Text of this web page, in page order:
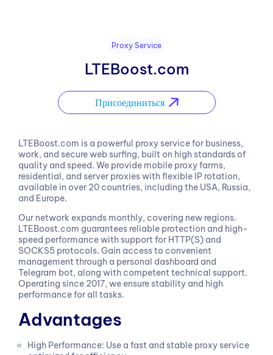
Proxy Service
LTEBoost.com
Присоединиться
LTEBoost.com is a powerful proxy service for business,
work, and secure web surfing, built on high standards of
quality and speed. We provide mobile proxy farms,
residential, and server proxies with flexible IP rotation,
available in over 20 countries, including the USA, Russia,
and Europe.
Our network expands monthly, covering new regions.
LTEBoost.com guarantees reliable protection and high-
speed performance with support for HTTP(S) and
SOCKS5 protocols. Gain access to convenient
management through a personal dashboard and
Telegram bot, along with competent technical support.
Operating since 2017, we ensure stability and high
performance for all tasks.
Advantages
High Performance: Use a fast and stable proxy service